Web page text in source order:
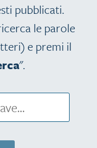
pubblicati.
le parole
e premi il
".